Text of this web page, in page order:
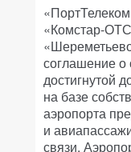
«Комстар-
соглашение о
достигнутой
на базе
аэропорта
и
связи.